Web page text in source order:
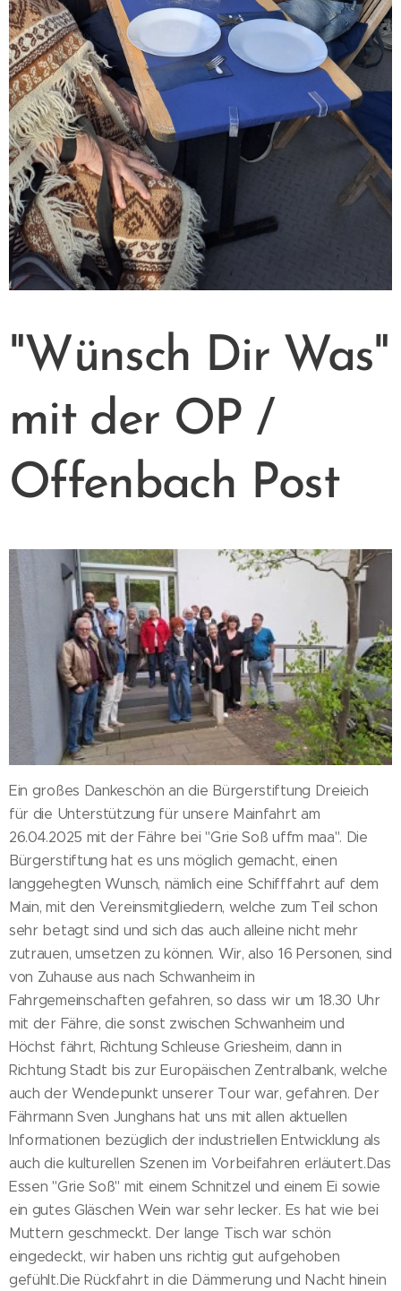
"Wünsch Dir Was"
mit der OP /
Offenbach Post
Ein großes Dankeschön an die Bürgerstiftung Dreieich
für die Unterstützung für unsere Mainfahrt am
26.04.2025 mit der Fähre bei "Grie Soß uffm maa". Die
Bürgerstiftung hat es uns möglich gemacht, einen
langgehegten Wunsch, nämlich eine Schifffahrt auf dem
Main, mit den Vereinsmitgliedern, welche zum Teil schon
sehr betagt sind und sich das auch alleine nicht mehr
zutrauen, umsetzen zu können. Wir, also 16 Personen, sind
von Zuhause aus nach Schwanheim in
Fahrgemeinschaften gefahren, so dass wir um 18.30 Uhr
mit der Fähre, die sonst zwischen Schwanheim und
Höchst fährt, Richtung Schleuse Griesheim, dann in
Richtung Stadt bis zur Europäischen Zentralbank, welche
auch der Wendepunkt unserer Tour war, gefahren. Der
Fährmann Sven Junghans hat uns mit allen aktuellen
Informationen bezüglich der industriellen Entwicklung als
auch die kulturellen Szenen im Vorbeifahren erläutert.Das
Essen "Grie Soß" mit einem Schnitzel und einem Ei sowie
ein gutes Gläschen Wein war sehr lecker. Es hat wie bei
Muttern geschmeckt. Der lange Tisch war schön
eingedeckt, wir haben uns richtig gut aufgehoben
gefühlt.Die Rückfahrt in die Dämmerung und Nacht hinein